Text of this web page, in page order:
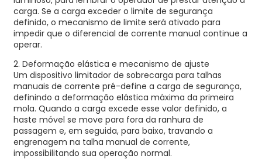
carga. Se a carga exceder o limite de segurança
definido, o mecanismo de limite será ativado para
impedir que o diferencial de corrente manual continue a
operar.
2. Deformação elástica e mecanismo de ajuste
Um dispositivo limitador de sobrecarga para talhas
manuais de corrente pré-define a carga de segurança,
definindo a deformação elástica máxima da primeira
mola. Quando a carga excede esse valor definido, a
haste móvel se move para fora da ranhura de
passagem e, em seguida, para baixo, travando a
engrenagem na talha manual de corrente,
impossibilitando sua operação normal.